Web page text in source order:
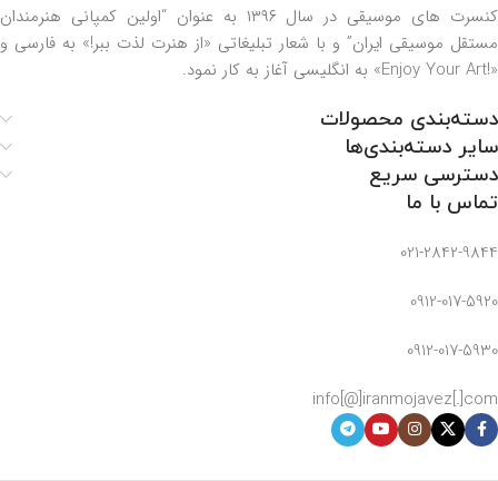
کنسرت های موسیقی در سال ۱۳۹۶ به عنوان “اولین کمپانی هنرمندان
مستقل موسیقی ایران” و با شعار تبلیغاتی «از هنرت لذت ببر!» به فارسی و
«!Enjoy Your Art» به انگلیسی آغاز به کار نمود.
دسته‌بندی محصولات
سایر دسته‌بندی‌ها
دسترسی سریع
تماس با ما
021-2842-9844
0912-017-5920
0912-017-5930
info[@]iranmojavez[.]com